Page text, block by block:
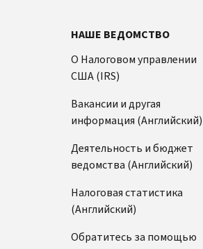
НАШЕ ВЕДОМСТВО
О Налоговом управлении
США (IRS)
Вакансии и другая
информация (Английский)
Деятельность и бюджет
ведомства (Английский)
Налоговая статистика
(Английский)
Обратитесь за помощью